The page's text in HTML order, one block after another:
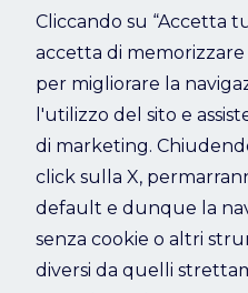
Cliccando su “Accetta
accetta di memorizzare
per migliorare la
l'utilizzo del sito e
di marketing.
click sulla X,
default e dunque la
senza cookie o altri
diversi da quelli